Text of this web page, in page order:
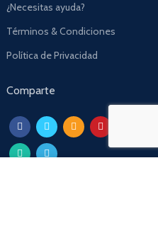
¿Necesitas ayuda?
Términos & Condiciones
Política de Privacidad
Comparte